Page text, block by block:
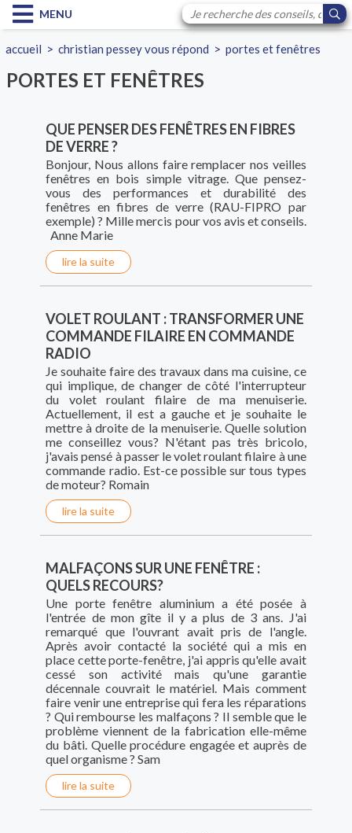
MENU
accueil >christian pessey vous répond >portes et fenêtres
PORTES ET FENÊTRES
QUE PENSER DES FENÊTRES EN FIBRES
DE VERRE ?
Bonjour, Nous allons faire remplacer nos veilles
fenêtres en bois simple vitrage. Que pensez-
vous des performances et durabilité des
fenêtres en fibres de verre (RAU-FIPRO par
exemple) ? Mille mercis pour vos avis et conseils.
Anne Marie
lire la suite
VOLET ROULANT : TRANSFORMER UNE
COMMANDE FILAIRE EN COMMANDE
RADIO
Je souhaite faire des travaux dans ma cuisine, ce
qui implique, de changer de côté l'interrupteur
du volet roulant filaire de ma menuiserie.
Actuellement, il est a gauche et je souhaite le
mettre à droite de la menuiserie. Quelle solution
me conseillez vous? N'étant pas très bricolo,
j'avais pensé à passer le volet roulant filaire à une
commande radio. Est-ce possible sur tous types
de moteur? Romain
lire la suite
MALFAÇONS SUR UNE FENÊTRE :
QUELS RECOURS?
Une porte fenêtre aluminium a été posée à
l'entrée de mon gîte il y a plus de 3 ans. J'ai
remarqué que l'ouvrant avait pris de l'angle.
Après avoir contacté la société qui a mis en
place cette porte-fenêtre, j'ai appris qu'elle avait
cessé son activité mais qu'une garantie
décennale couvrait le matériel. Mais comment
faire venir une entreprise qui fera les réparations
? Qui rembourse les malfaçons ? Il semble que le
problème viennent de la fabrication elle-même
du bâti. Quelle procédure engagée et auprès de
quel organisme ? Sam
lire la suite